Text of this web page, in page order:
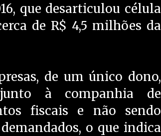
que desarticulou célula
de R$ 4,5 milhões da
de um único dono,
à companhia de
fiscais e não sendo
o que indica